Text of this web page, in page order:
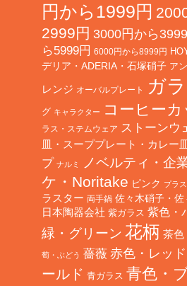
円から1999円
2999円 3000円から
ら5999円 6000円から8999円
デリア・ADERIA・石塚硝子 ア
レンジ オーバルプレート ガ
グ キャラクター コーヒー
ラス・ステムウェア ストーンウ
皿・スーププレート・カレー皿
プ ナルミ ノベルティ・企
ケ・Noritake ピンク プラ
ラスター 両手鍋 佐々木硝子・佐
日本陶器会社 紫ガラス 紫色・
緑・グリーン 花柄 茶色
萄・ぶどう 薔薇 赤色・レッド
ールド 青ガラス 青色・